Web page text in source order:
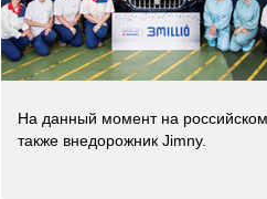
На данный момент на
также внедорожник Jimny.